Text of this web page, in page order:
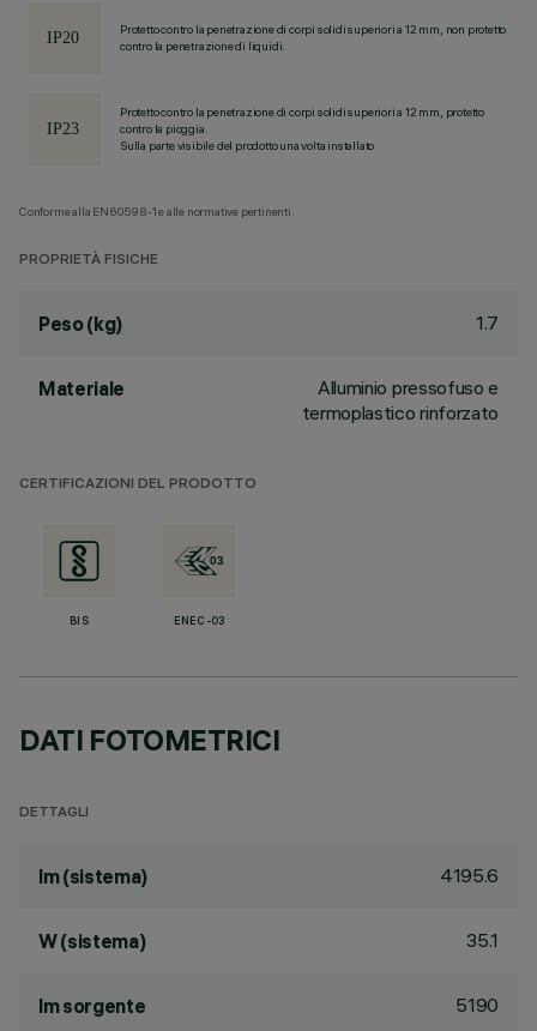
Protetto contro la penetrazione di corpi solidi superiori a 12 mm, non protetto
contro la penetrazione di liquidi.
Protetto contro la penetrazione di corpi solidi superiori a 12 mm, protetto
contro la pioggia.
Sulla parte visibile del prodotto una volta installato
Conforme alla EN60598-1 e alle normative pertinenti.
PROPRIETÀ FISICHE
Peso (kg) 1.7
Materiale
Alluminio pressofuso e
termoplastico rinforzato
CERTIFICAZIONI DEL PRODOTTO
BIS ENEC-03
DATI FOTOMETRICI
DETTAGLI
lm (sistema) 4195.6
W (sistema) 35.1
lm sorgente 5190